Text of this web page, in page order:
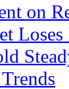
on